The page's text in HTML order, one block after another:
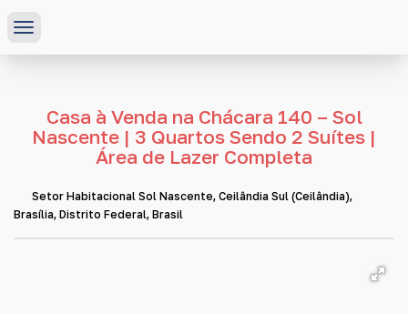
Casa à Venda na Chácara 140 – Sol
Nascente | 3 Quartos Sendo 2 Suítes |
Área de Lazer Completa
Setor Habitacional Sol Nascente, Ceilândia Sul (Ceilândia),
Brasília, Distrito Federal, Brasil